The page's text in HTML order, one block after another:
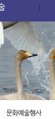
문화예술행사